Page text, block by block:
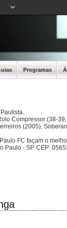
Programas
Compressor (38-
(2005),
FC façam o
Paulo - SP. CEP: